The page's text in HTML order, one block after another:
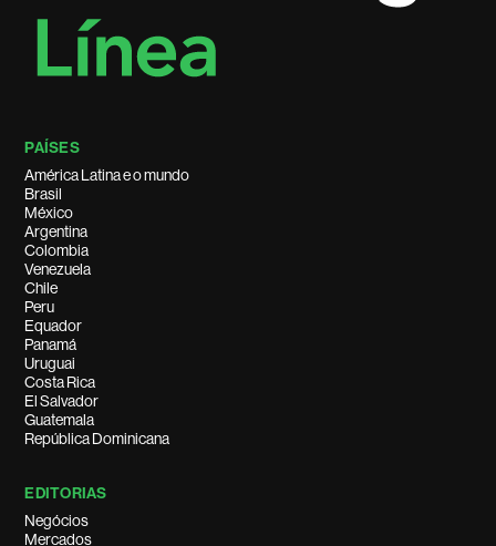
PAÍSES
América Latina e o mundo
Brasil
México
Argentina
Colombia
Venezuela
Chile
Peru
Equador
Panamá
Uruguai
Costa Rica
El Salvador
Guatemala
República Dominicana
EDITORIAS
Negócios
Mercados